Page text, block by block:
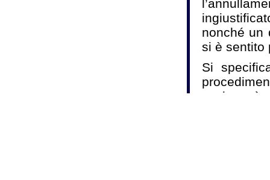
nonché un
si è sentito
Si
casi